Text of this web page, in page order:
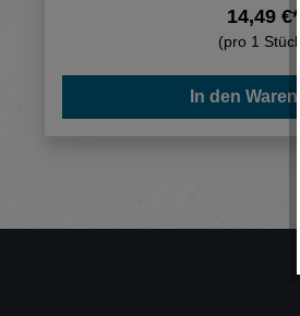
14,49 €*
(pro 1 Stück)
In den